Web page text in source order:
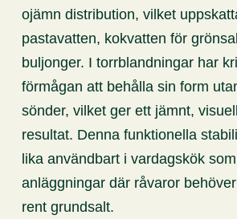
ojämn distribution, vilket
pastavatten, kokvatten för
buljonger. I torrblandningar har
förmågan att behålla sin form
sönder, vilket ger ett jämnt,
resultat. Denna funktionella
lika användbart i vardagskök
anläggningar där råvaror
rent grundsalt.